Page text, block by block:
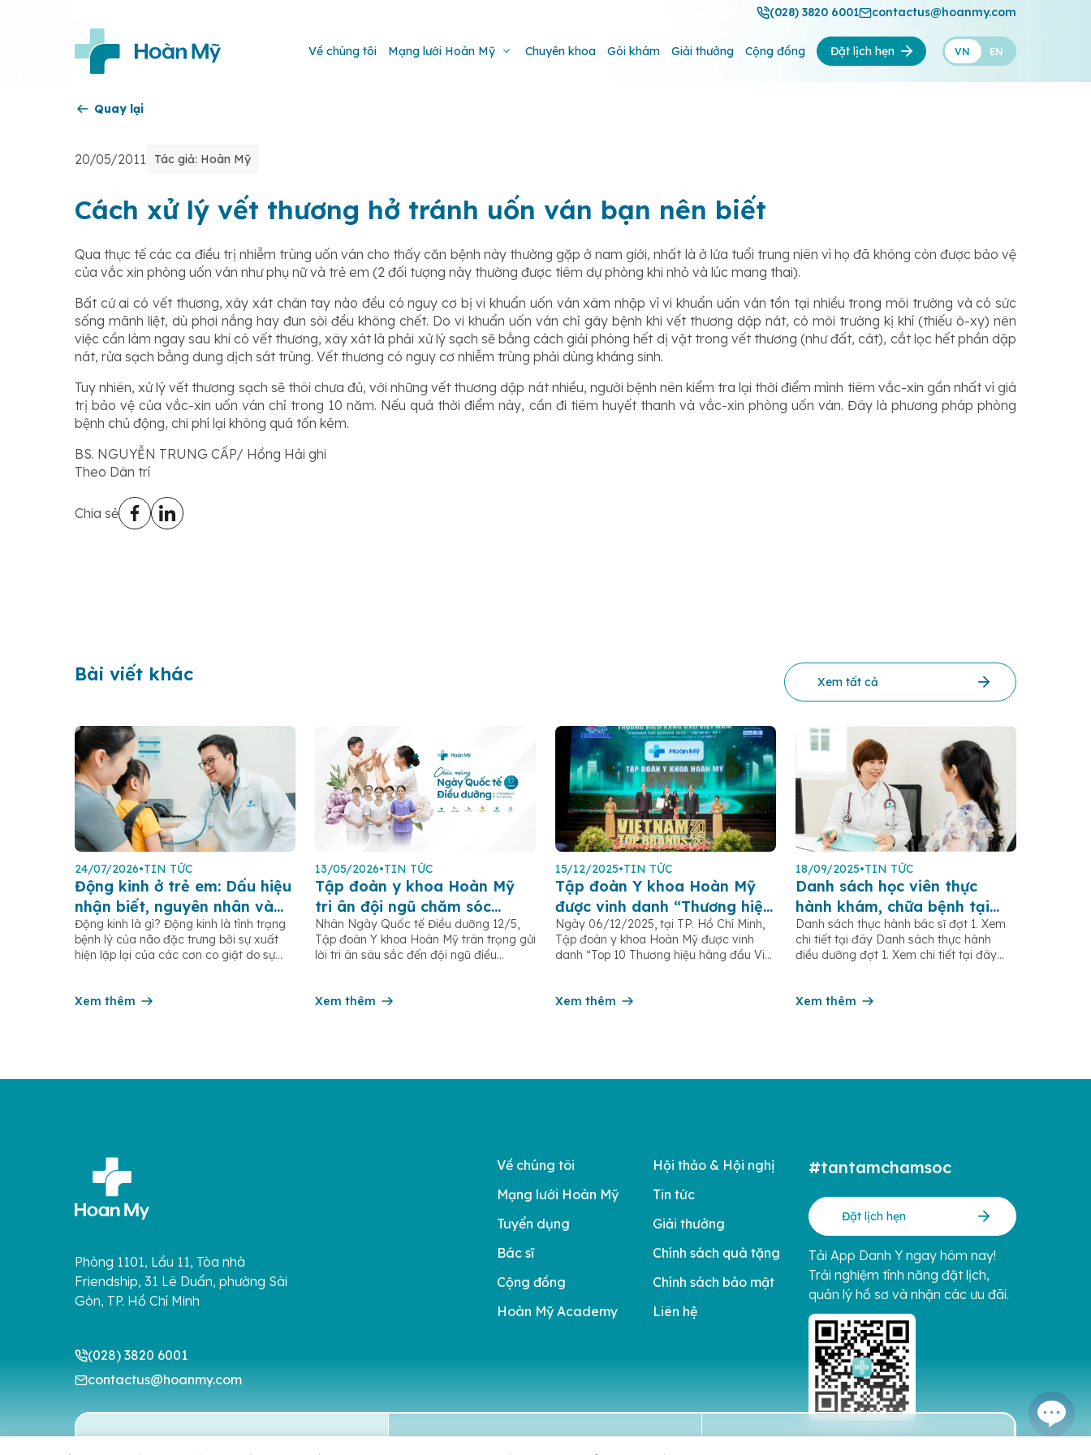
(028) 3820 6001 contactus@hoanmy.com
Về chúng tôi Mạng lưới Hoàn Mỹ Chuyên khoa Gói khám Giải thưởng Cộng đồng Đặt lịch hẹn VN EN
Quay lại
20/05/2011 Tác giả: Hoàn Mỹ
Cách xử lý vết thương hở tránh uốn ván bạn nên biết
Qua thực tế các ca điều trị nhiễm trùng uốn ván cho thấy căn bệnh này thường gặp ở nam giới, nhất là ở lứa tuổi trung niên vì họ đã không còn được bảo vệ
của vắc xin phòng uốn ván như phụ nữ và trẻ em (2 đối tượng này thường được tiêm dự phòng khi nhỏ và lúc mang thai).
Bất cứ ai có vết thương, xây xát chân tay nào đều có nguy cơ bị vi khuẩn uốn ván xâm nhập vì vi khuẩn uấn ván tồn tại nhiều trong môi trường và có sức
sống mãnh liệt, dù phơi nắng hay đun sôi đều không chết. Do vi khuẩn uốn ván chỉ gây bệnh khi vết thương dập nát, có môi trường kị khí (thiếu ô-xy) nên
việc cần làm ngay sau khi có vết thương, xây xát là phải xử lý sạch sẽ bằng cách giải phóng hết dị vật trong vết thương (như đất, cát), cắt lọc hết phần dập
nát, rửa sạch bằng dung dịch sát trùng. Vết thương có nguy cơ nhiễm trùng phải dùng kháng sinh.
Tuy nhiên, xử lý vết thương sạch sẽ thôi chưa đủ, với những vết thương dập nát nhiều, người bệnh nên kiểm tra lại thời điểm mình tiêm vắc-xin gần nhất vì giá
trị bảo vệ của vắc-xin uốn ván chỉ trong 10 năm. Nếu quá thời điểm này, cần đi tiêm huyết thanh và vắc-xin phòng uốn ván. Đây là phương pháp phòng
bệnh chủ động, chi phí lại không quá tốn kém.
BS. NGUYỄN TRUNG CẤP/ Hồng Hải ghi
Theo Dân trí
Chia sẻ
Bài viết khác Xem tất cả
24/07/2026•TIN TỨC
Động kinh ở trẻ em: Dấu hiệu
nhận biết, nguyên nhân và
cách xử trí
Động kinh là gì? Động kinh là tình trạng
bệnh lý của não đặc trưng bởi sự xuất
hiện lặp lại của các cơn co giật do sự
Những cơn này có thể gây ra rối loạn
Xem thêm
13/05/2026•TIN TỨC
Tập đoàn y khoa Hoàn Mỹ
tri ân đội ngũ chăm sóc
người bệnh nhân Ngày Quốc
tế Điều dưỡng 12/5
Nhân Ngày Quốc tế Điều dưỡng 12/5,
Tập đoàn Y khoa Hoàn Mỹ trân trọng gửi
lời tri ân sâu sắc đến đội ngũ điều
trên toàn hệ thống – những người luôn
Xem thêm
15/12/2025•TIN TỨC
Tập đoàn Y khoa Hoàn Mỹ
được vinh danh “Thương hiệu
hàng đầu Việt Nam 2025”
Ngày 06/12/2025, tại TP. Hồ Chí Minh,
Tập đoàn y khoa Hoàn Mỹ được vinh
danh “Top 10 Thương hiệu hàng đầu Việt
Công nghệ phối hợp với Trung tâm
Xem thêm
18/09/2025•TIN TỨC
Danh sách học viên thực
hành khám, chữa bệnh tại
bệnh viện Hoàn Mỹ Sài Gòn
Danh sách thực hành bác sĩ đợt 1. Xem
chi tiết tại đây Danh sách thực hành
điều dưỡng đợt 1. Xem chi tiết tại đây
hành điều dưỡng đợt 3. Xem chi tiết tại
Xem thêm
Phòng 1101, Lầu 11, Tòa nhà
Friendship, 31 Lê Duẩn, phường Sài
Gòn, TP. Hồ Chí Minh
(028) 3820 6001
contactus@hoanmy.com
Về chúng tôi
Mạng lưới Hoàn Mỹ
Tuyển dụng
Bác sĩ
Cộng đồng
Hoàn Mỹ Academy
Hội thảo & Hội nghị
Tin tức
Giải thưởng
Chính sách quà tặng
Chính sách bảo mật
Liên hệ
#tantamchamsoc
Đặt lịch hẹn
Tải App Danh Y ngay hôm nay!
Trải nghiệm tính năng đặt lịch,
quản lý hồ sơ và nhận các ưu đãi.